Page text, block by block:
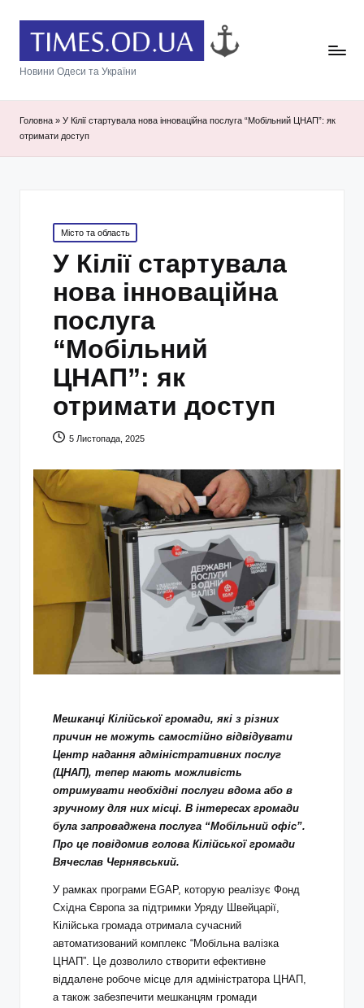
Новини Одеси та України
Головна » У Кілії стартувала нова інноваційна послуга “Мобільний ЦНАП”: як
отримати доступ
Posted
in
Місто та область
У Кілії стартувала
нова інноваційна
послуга
“Мобільний
ЦНАП”: як
отримати доступ
5 Листопада, 2025
Мешканці Кілійської громади, які з різних
причин не можуть самостійно відвідувати
Центр надання адміністративних послуг
(ЦНАП), тепер мають можливість
отримувати необхідні послуги вдома або в
зручному для них місці. В інтересах громади
була запроваджена послуга “Мобільний офіс”.
Про це повідомив голова Кілійської громади
Вячеслав Чернявський.
У рамках програми EGAP, которую реалізує Фонд
Східна Європа за підтримки Уряду Швейцарії,
Кілійська громада отримала сучасний
автоматизований комплекс “Мобільна валізка
ЦНАП”. Це дозволило створити ефективне
віддалене робоче місце для адміністратора ЦНАП,
а також забезпечити мешканцям громади